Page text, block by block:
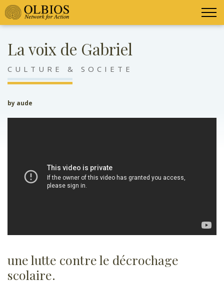
La voix de Gabriel
CULTURE & SOCIETE
by aude
une lutte contre le décrochage
scolaire.